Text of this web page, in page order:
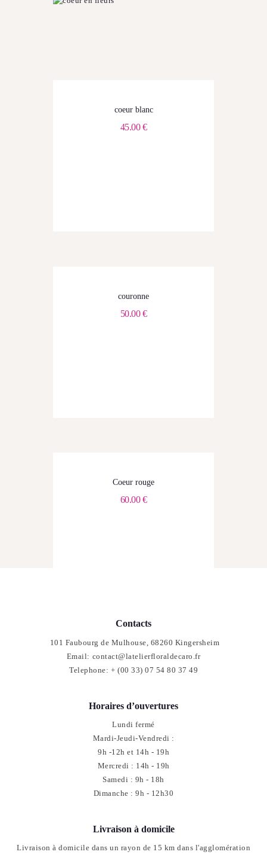
coeur blanc
45.00€
couronne
50.00€
Coeur rouge
60.00€
Contacts
101 Faubourg de Mulhouse, 68260 Kingersheim
Email: contact@latelierfloraldecaro.fr
Telephone: + (00 33) 07 54 80 37 49
Horaires d’ouvertures
Lundi fermé
Mardi-Jeudi-Vendredi :
9h -12h et 14h - 19h
Mercredi : 14h - 19h
Samedi : 9h - 18h
Dimanche : 9h - 12h30
Livraison à domicile
Livraison à domicile dans un rayon de 15 km dans l'agglomération